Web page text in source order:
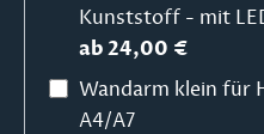
Kunststoff - mit
ab 24,00 €
Wandarm klein für
A4/A7